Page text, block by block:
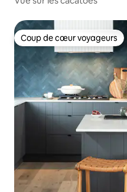
Coup de cœur voyageurs
Coup de cœur voyageurs